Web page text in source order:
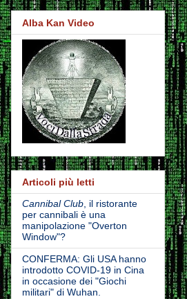
Alba Kan Video
Articoli più letti
Cannibal Club, il ristorante
per cannibali è una
manipolazione "Overton
Window"?
CONFERMA: Gli USA hanno
introdotto COVID-19 in Cina
in occasione dei "Giochi
militari" di Wuhan.